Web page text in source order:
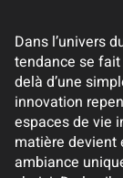
Dans l’univers
tendance se
delà d’une
innovation
espaces de vie
matière devient
ambiance